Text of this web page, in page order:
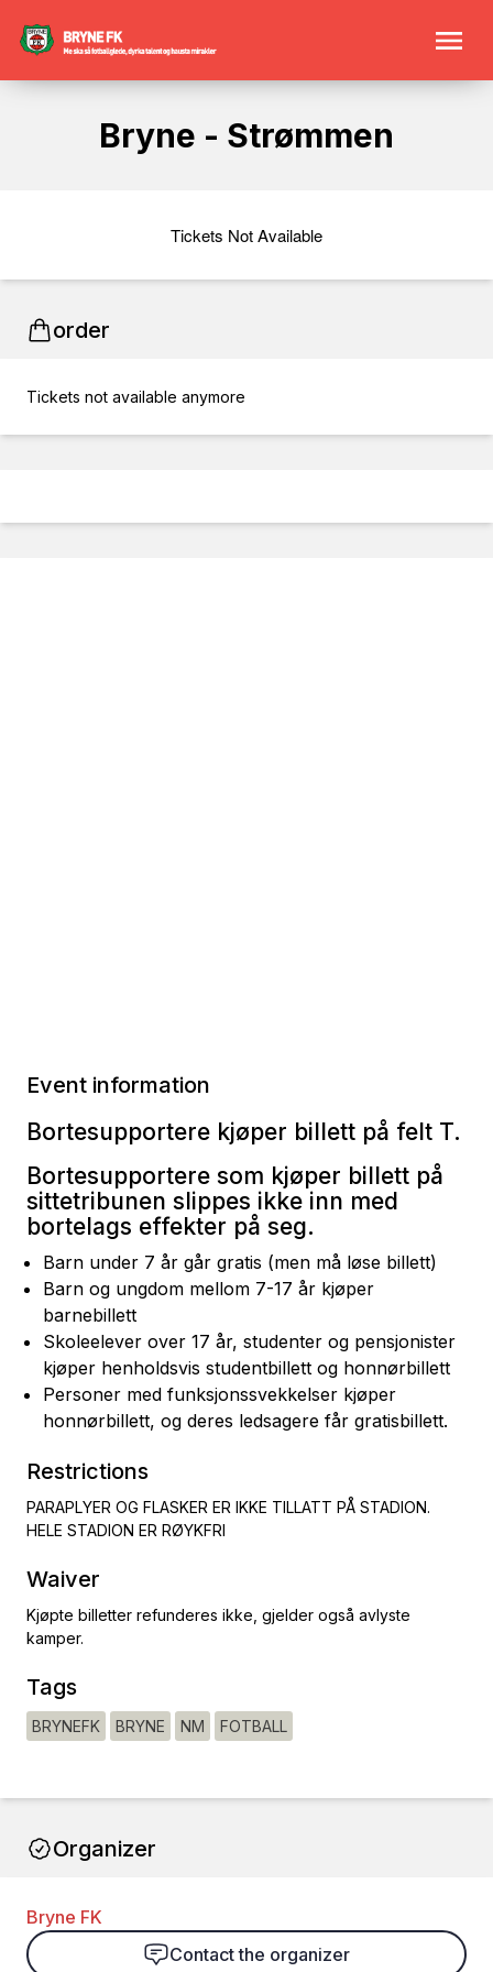
Bryne - Strømmen
Tickets Not Available
order
Tickets not available anymore
Event information
Bortesupportere kjøper billett på felt T.
Bortesupportere som kjøper billett på
sittetribunen slippes ikke inn med
bortelags effekter på seg.
Barn under 7 år går gratis (men må løse billett)
Barn og ungdom mellom 7-17 år kjøper
barnebillett
Skoleelever over 17 år, studenter og pensjonister
kjøper henholdsvis studentbillett og honnørbillett
Personer med funksjonssvekkelser kjøper
honnørbillett, og deres ledsagere får gratisbillett.
Restrictions
PARAPLYER OG FLASKER ER IKKE TILLATT PÅ STADION.
HELE STADION ER RØYKFRI
Waiver
Kjøpte billetter refunderes ikke, gjelder også avlyste
kamper.
Tags
BRYNEFK BRYNE NM FOTBALL
Organizer
Bryne FK
Contact the organizer